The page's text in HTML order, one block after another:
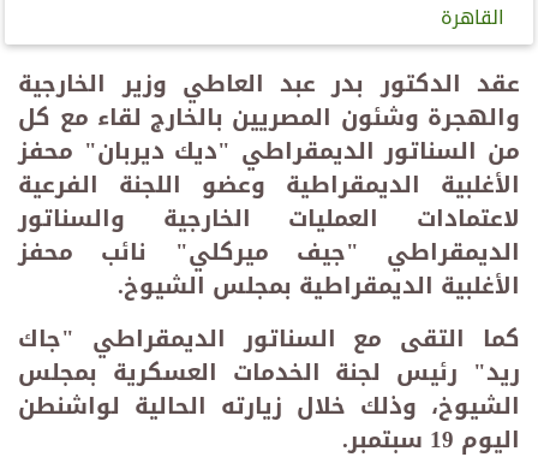
القاهرة
عقد الدكتور بدر عبد العاطي وزير الخارجية
والهجرة وشئون المصريين بالخارج لقاء مع كل
من السناتور الديمقراطي "ديك ديربان" محفز
الأغلبية الديمقراطية وعضو اللجنة الفرعية
لاعتمادات العمليات الخارجية والسناتور
الديمقراطي "جيف ميركلي" نائب محفز
الأغلبية الديمقراطية بمجلس الشيوخ.
كما التقى مع السناتور الديمقراطي "جاك
ريد" رئيس لجنة الخدمات العسكرية بمجلس
الشيوخ، وذلك خلال زيارته الحالية لواشنطن
اليوم 19 سبتمبر
.